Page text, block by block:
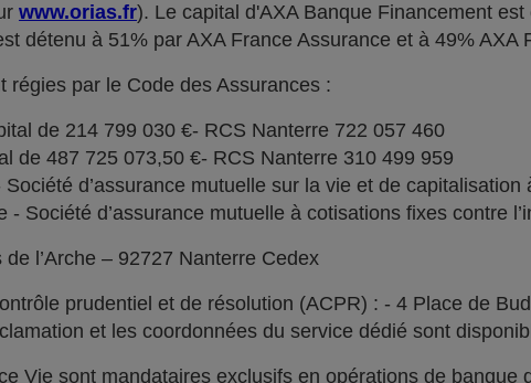
www.orias.fr). Le capital d'AXA Banque Financement
détenu à 51% par AXA France Assurance et à 49% AXA
régies par le Code des Assurances :
de 214 799 030 €- RCS Nanterre 722 057 460
de 487 725 073,50 €- RCS Nanterre 310 499 959
d’assurance mutuelle sur la vie et de
- Société d’assurance mutuelle à cotisations fixes contre
l’Arche – 92727 Nanterre Cedex
prudentiel et de résolution (ACPR) : - 4 Place de
et les coordonnées du service dédié sont
Vie sont mandataires exclusifs en opérations de banque